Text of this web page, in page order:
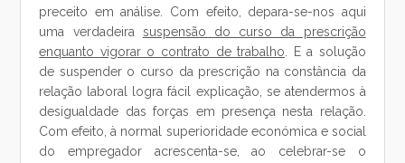
preceito em análise. Com efeito, depara-se-nos aqui
uma verdadeira suspensão do curso da prescrição
enquanto vigorar o contrato de trabalho . E a solução
de suspender o curso da prescrição na constância da
relação laboral logra fácil explicação, se atendermos à
desigualdade das forças em presença nesta relação.
Com efeito, à normal superioridade económica e social
do empregador acrescenta-se, ao celebrar-se o